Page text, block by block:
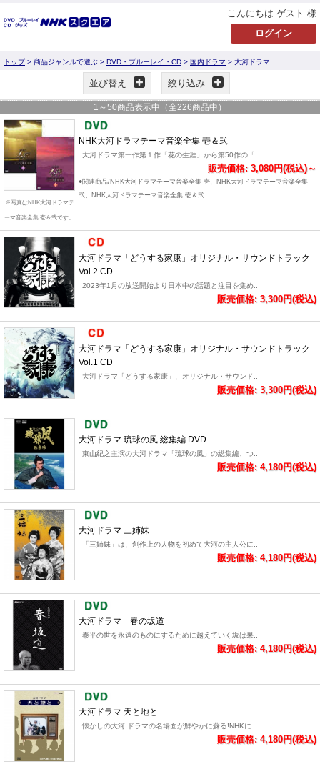
こんにちは ゲスト 様
トップ> 商品ジャンルで選ぶ > DVD・ブルーレイ・CD > 国内ドラマ > 大河ドラマ
並び替え 絞り込み
1 ～ 50商品表示中（全226商品中）
※写真はNHK大河ドラマテ
ーマ音楽全集 壱＆弐です。
NHK大河ドラマテーマ音楽全集 壱＆弐
大河ドラマ第一作第１作「花の生涯」から第50作の「..
販売価格: 3,080円(税込)～
●関連商品/NHK大河ドラマテーマ音楽全集 壱、NHK大河ドラマテーマ音楽全集
弐、NHK大河ドラマテーマ音楽全集 壱＆弐
大河ドラマ「どうする家康」オリジナル・サウンドトラック
Vol.2 CD
2023年1月の放送開始より日本中の話題と注目を集め..
販売価格: 3,300円(税込)
大河ドラマ「どうする家康」オリジナル・サウンドトラック
Vol.1 CD
大河ドラマ「どうする家康」、オリジナル・サウンド..
販売価格: 3,300円(税込)
大河ドラマ 琉球の風 総集編 DVD
東山紀之主演の大河ドラマ「琉球の風」の総集編、つ..
販売価格: 4,180円(税込)
大河ドラマ 三姉妹
「三姉妹」は、創作上の人物を初めて大河の主人公に..
販売価格: 4,180円(税込)
大河ドラマ 春の坂道
泰平の世を永遠のものにするために越えていく坂は果..
販売価格: 4,180円(税込)
大河ドラマ 天と地と
懐かしの大河 ドラマの名場面が鮮やかに蘇る!NHKに..
販売価格: 4,180円(税込)